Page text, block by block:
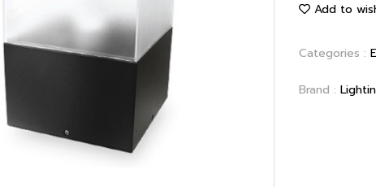
Add to
Categories :
Brand :